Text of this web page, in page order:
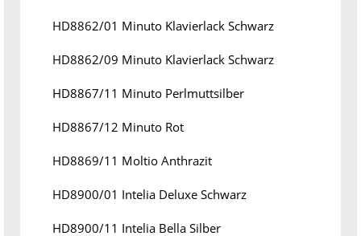
HD8862/01 Minuto Klavierlack Schwarz
HD8862/09 Minuto Klavierlack Schwarz
HD8867/11 Minuto Perlmuttsilber
HD8867/12 Minuto Rot
HD8869/11 Moltio Anthrazit
HD8900/01 Intelia Deluxe Schwarz
HD8900/11 Intelia Bella Silber